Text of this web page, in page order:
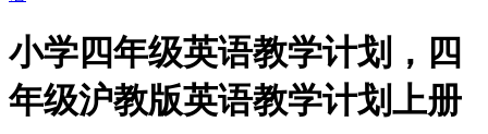
小学四年级英语教学计划，四
年级沪教版英语教学计划上册